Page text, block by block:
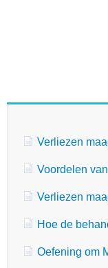
Verliezen
Voordelen
Verliezen
Hoe de
Oefening om